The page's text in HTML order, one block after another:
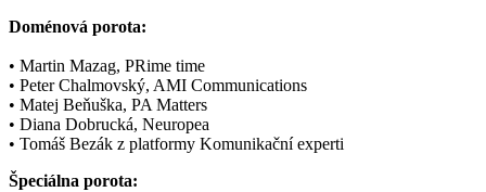
Doménová porota:
• Martin Mazag, PRime time
• Peter Chalmovský, AMI Communications
• Matej Beňuška, PA Matters
• Diana Dobrucká, Neuropea
• Tomáš Bezák z platformy Komunikační experti
Špeciálna porota: